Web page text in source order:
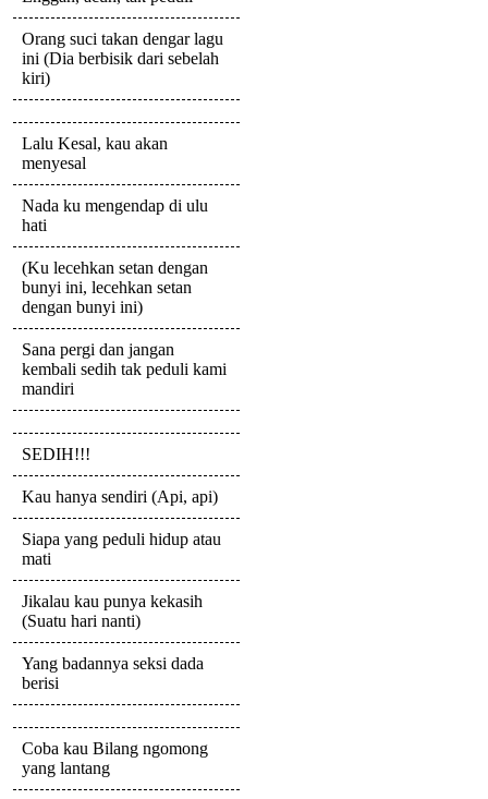
Orang suci takan dengar lagu
ini (Dia berbisik dari sebelah
kiri)
Lalu Kesal, kau akan
menyesal
Nada ku mengendap di ulu
hati
(Ku lecehkan setan dengan
bunyi ini, lecehkan setan
dengan bunyi ini)
Sana pergi dan jangan
kembali sedih tak peduli kami
mandiri
SEDIH!!!
Kau hanya sendiri (Api, api)
Siapa yang peduli hidup atau
mati
Jikalau kau punya kekasih
(Suatu hari nanti)
Yang badannya seksi dada
berisi
Coba kau Bilang ngomong
yang lantang